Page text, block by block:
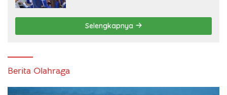
2026
Selengkapnya
Berita Olahraga